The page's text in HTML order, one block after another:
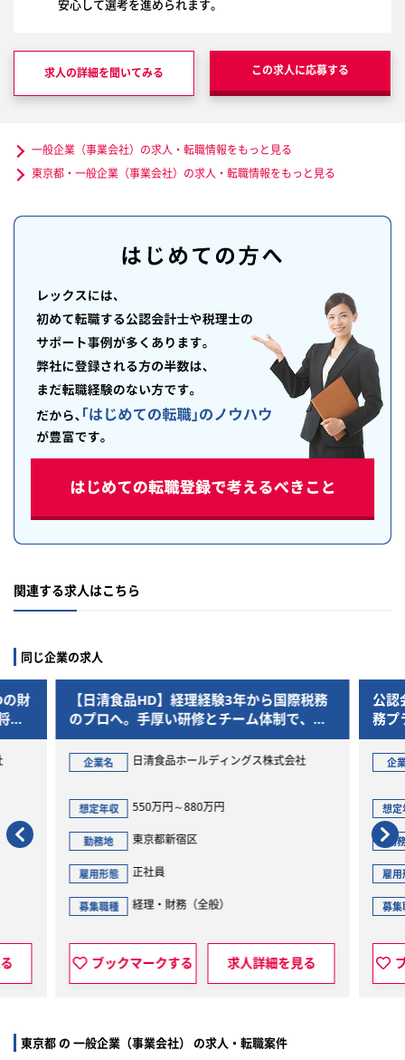
安心して選考を進められます。
求人の詳細を聞いてみる この求人に応募する
一般企業（事業会社）の求人・転職情報をもっと見る
東京都・一般企業（事業会社）の求人・転職情報をもっと見る
関連する求人はこちら
同じ企業の求人
財
来
く
【日清食品HD】経理経験3年から国際税務
のプロへ。手厚い研修とチーム体制で、グ
ローバルキャリアの第一歩を
企業名 日清食品ホールディングス株式会社
想定年収 550万円～880万円
勤務地 東京都新宿区
雇用形態 正社員
募集職種 経理・財務（全般）
ブックマークする 求人詳細を見る
公認
務プ
の海
企
想定
勤
雇用
募集
東京都 の 一般企業（事業会社） の求人・転職案件